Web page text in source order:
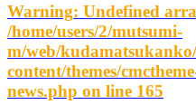
Warning: Undefined
/home/users/2/mutsumi-
m/web/
content/themes/
news.php on line 165